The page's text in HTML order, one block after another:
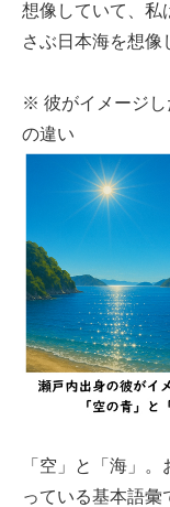
想像していて、私
さぶ日本海を想像
※ 彼がイメージし
の違い
「空」と「海」
っている基本語彙